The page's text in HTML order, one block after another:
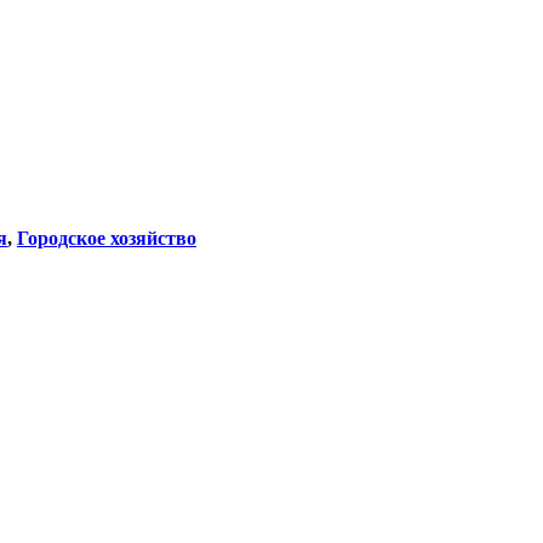
, Городское хозяйство